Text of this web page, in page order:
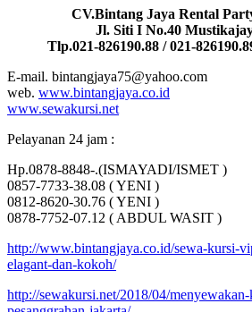
CV.Bintang Jaya Rental
Jl. Siti I No.40
Tlp.021-826190.88 / 021-
E-mail. bintangjaya75@yahoo.com
web. www.bintangjaya.co.id
www.sewakursi.net
Pelayanan 24 jam :
Hp.0878-8848-.(ISMAYADI/ISMET )
0857-7733-38.08 ( YENI )
0812-8620-30.76 ( YENI )
0878-7752-07.12 ( ABDUL WASIT )
http://www.bintangjaya.co.id/sewa-kursi-
elagant-dan-kokoh/
http://sewakursi.net/2018/04/